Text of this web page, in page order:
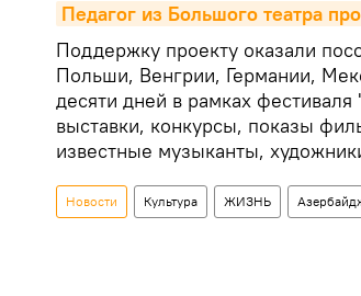
Педагог из Большого театра
Поддержку проекту оказали
Польши, Венгрии, Германии,
десяти дней в рамках
выставки, конкурсы, показы
известные музыканты,
Новости Культура ЖИЗНЬ